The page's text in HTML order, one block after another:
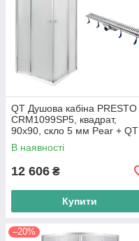
QT Душова кабіна PRESTO
CRM1099SP5, квадрат,
90x90, скло 5 мм Pear + QT
Dry FA304-700 Лінійний трап
В наявності
12 606 ₴
Купити
–20%